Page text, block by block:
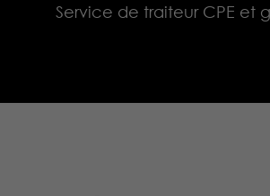
Service de traiteur CPE et